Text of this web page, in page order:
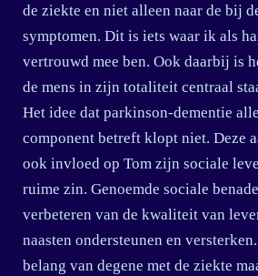
de ziekte en niet alleen naar de bij
symptomen. Dit is iets waar ik als
vertrouwd mee ben. Ook daarbij is
de mens in zijn totaliteit centraal
Het idee dat parkinson-dementie
component betreft klopt niet. Deze
ook invloed op Tom zijn sociale
ruime zin. Genoemde sociale
verbeteren van de kwaliteit van
naasten ondersteunen en
belang van degene met de ziekte